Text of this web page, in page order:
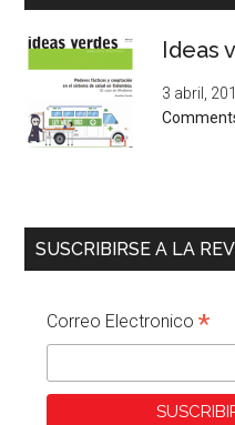
Ideas
3 abril,
SUSCRIBIRSE A LA
Correo Electronico*